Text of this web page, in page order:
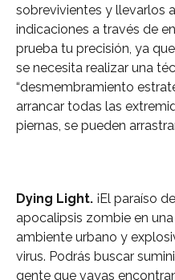
sobrevivientes y llevarlos
indicaciones a través de
prueba tu precisión, ya
se necesita realizar una
“desmembramiento
arrancar todas las
piernas, se pueden
Dying Light. ¡El paraíso
apocalipsis zombie en
ambiente urbano y
virus. Podrás buscar
gente que vayas